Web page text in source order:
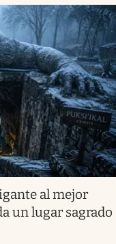
al mejor
un lugar sagrado